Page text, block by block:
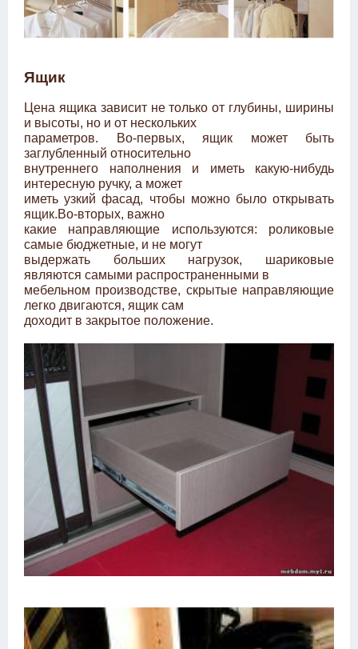
Ящик
Цена ящика зависит не только от глубины, ширины
и высоты, но и от нескольких
параметров. Во-первых, ящик может быть
заглубленный относительно
внутреннего наполнения и иметь какую-нибудь
интересную ручку, а может
иметь узкий фасад, чтобы можно было открывать
ящик.Во-вторых, важно
какие направляющие используются: роликовые
самые бюджетные, и не могут
выдержать больших нагрузок, шариковые
являются самыми распространенными в
мебельном производстве, скрытые направляющие
легко двигаются, ящик сам
доходит в закрытое положение.